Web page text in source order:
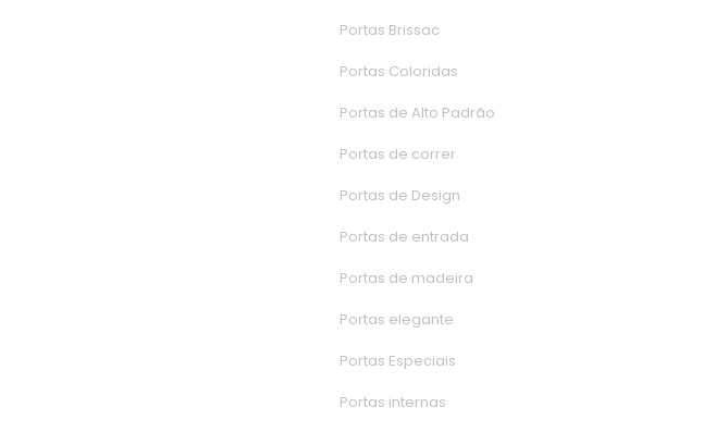
Portas Brissac
Portas Colorida
Portas de Alto Padrão
Portas de correr
Portas de Design
Portas de entrada
Portas de madeira
Portas elegante
Portas Especiai
Portas interna